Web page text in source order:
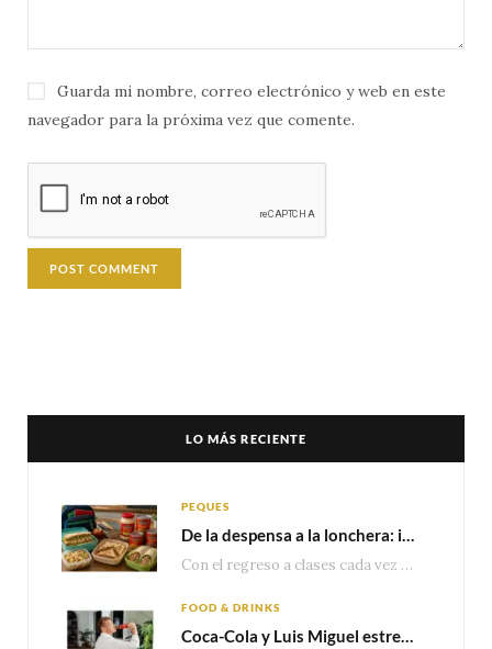
Guarda mi nombre, correo electrónico y web en este
navegador para la próxima vez que comente.
LO MÁS RECIENTE
PEQUES
De la despensa a la lonchera: ideas rápidas para el regreso a clases
Con el regreso a clases cada vez más cerca, las familias comienzan a reorganizar horarios,…
FOOD & DRINKS
Coca-Cola y Luis Miguel estrenan el comercial que celebra 100 años de historia junto a México